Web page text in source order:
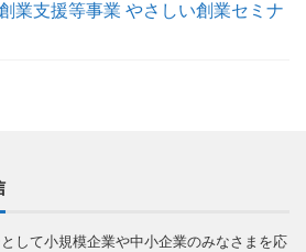
業支援等事業 やさしい創業セミナ
して小規模企業や中小企業のみなさまを応